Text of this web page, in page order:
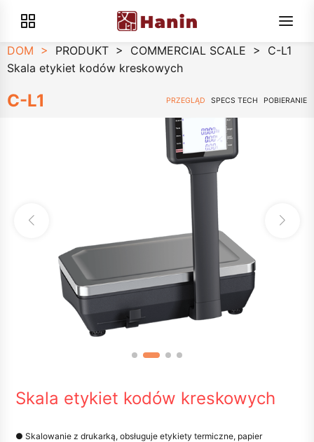
DOM > PRODUKT > COMMERCIAL SCALE >
C-L1
Skala etykiet kodów kreskowych
C-L1 PRZEGLĄD SPECS TECH POBIERANIE
Skala etykiet kodów kreskowych
● Skalowanie z drukarką, obsługuje etykiety termiczne, papier